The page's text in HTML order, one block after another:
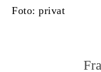
Foto: privat